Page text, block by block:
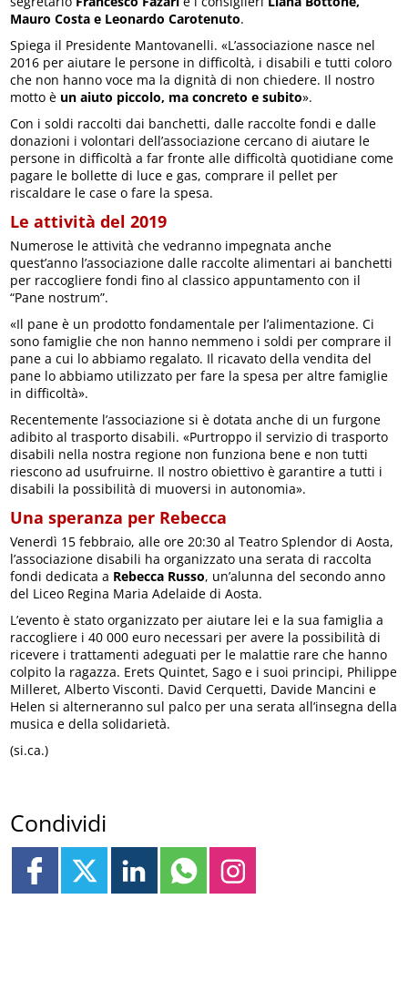
Mauro Costa e Leonardo Carotenuto.
Spiega il Presidente Mantovanelli. «L’associazione nasce nel
2016 per aiutare le persone in difficoltà, i disabili e tutti coloro
che non hanno voce ma la dignità di non chiedere. Il nostro
motto è un aiuto piccolo, ma concreto e subito».
Con i soldi raccolti dai banchetti, dalle raccolte fondi e dalle
donazioni i volontari dell’associazione cercano di aiutare le
persone in difficoltà a far fronte alle difficoltà quotidiane come
pagare le bollette di luce e gas, comprare il pellet per
riscaldare le case o fare la spesa.
Le attività del 2019
Numerose le attività che vedranno impegnata anche
quest’anno l’associazione dalle raccolte alimentari ai banchetti
per raccogliere fondi fino al classico appuntamento con il
“Pane nostrum”.
«Il pane è un prodotto fondamentale per l’alimentazione. Ci
sono famiglie che non hanno nemmeno i soldi per comprare il
pane a cui lo abbiamo regalato. Il ricavato della vendita del
pane lo abbiamo utilizzato per fare la spesa per altre famiglie
in difficoltà».
Recentemente l’associazione si è dotata anche di un furgone
adibito al trasporto disabili. «Purtroppo il servizio di trasporto
disabili nella nostra regione non funziona bene e non tutti
riescono ad usufruirne. Il nostro obiettivo è garantire a tutti i
disabili la possibilità di muoversi in autonomia».
Una speranza per Rebecca
Venerdì 15 febbraio, alle ore 20:30 al Teatro Splendor di Aosta,
l’associazione disabili ha organizzato una serata di raccolta
fondi dedicata a Rebecca Russo, un’alunna del secondo anno
del Liceo Regina Maria Adelaide di Aosta.
L’evento è stato organizzato per aiutare lei e la sua famiglia a
raccogliere i 40 000 euro necessari per avere la possibilità di
ricevere i trattamenti adeguati per le malattie rare che hanno
colpito la ragazza. Erets Quintet, Sago e i suoi principi, Philippe
Milleret, Alberto Visconti. David Cerquetti, Davide Mancini e
Helen si alterneranno sul palco per una serata all’insegna della
musica e della solidarietà.
(si.ca.)
Condividi